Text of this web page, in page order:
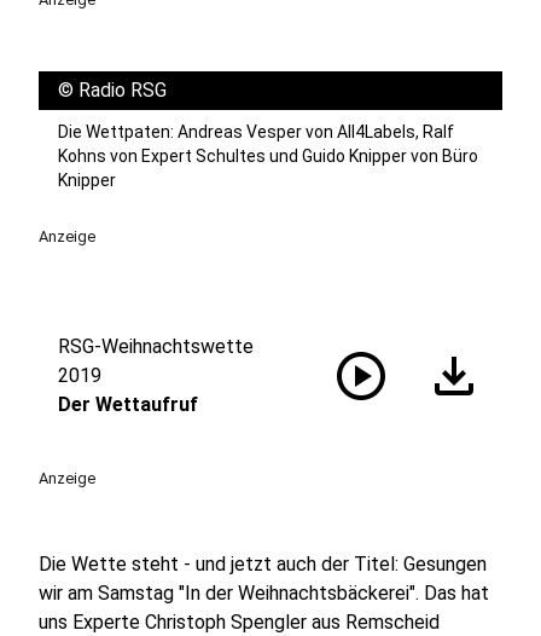
© Radio RSG
Die Wettpaten: Andreas Vesper von All4Labels, Ralf
Kohns von Expert Schultes und Guido Knipper von Büro
Knipper
Anzeige
RSG-Weihnachtswette
2019
Der Wettaufruf
play_circle download
Anzeige
Die Wette steht - und jetzt auch der Titel: Gesungen
wir am Samstag "In der Weihnachtsbäckerei". Das hat
uns Experte Christoph Spengler aus Remscheid